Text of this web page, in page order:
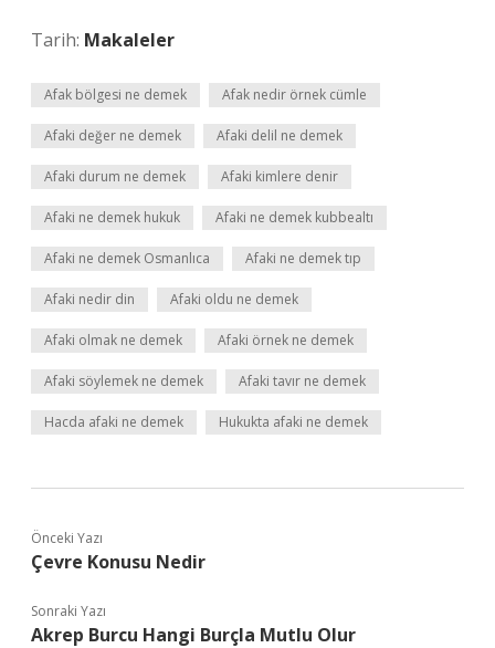
Tarih: Makaleler
Afak bölgesi ne demek Afak nedir örnek cümle
Afaki değer ne demek Afaki delil ne demek
Afaki durum ne demek Afaki kimlere denir
Afaki ne demek hukuk Afaki ne demek kubbealtı
Afaki ne demek Osmanlıca Afaki ne demek tıp
Afaki nedir din Afaki oldu ne demek
Afaki olmak ne demek Afaki örnek ne demek
Afaki söylemek ne demek Afaki tavır ne demek
Hacda afaki ne demek Hukukta afaki ne demek
Önceki Yazı
Çevre Konusu Nedir
Sonraki Yazı
Akrep Burcu Hangi Burçla Mutlu Olur